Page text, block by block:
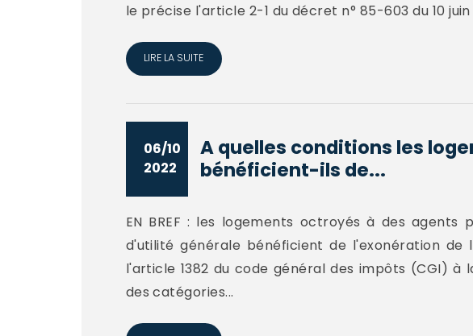
le précise l'article 2-1 du décret n° 85-603 du 10 juin
LIRE LA SUITE
06/10
2022
A quelles conditions les
bénéficient-ils de...
EN BREF : les logements octroyés à des
d'utilité générale bénéficient de l'exonération
l'article 1382 du code général des impôts (CGI)
des catégories...